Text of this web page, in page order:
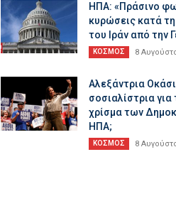
ΗΠΑ: «Πράσινο
κυρώσεις κατά
του Ιράν από την
ΚΟΣΜΟΣ 8
Αλεξάντρια
σοσιαλίστρια
χρίσμα των
ΗΠΑ;
ΚΟΣΜΟΣ 8